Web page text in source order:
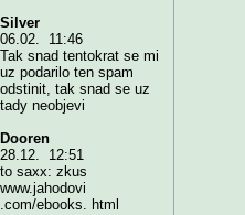
Silver
06.02. 11:46
Tak snad tentokrat se mi
uz podarilo ten spam
odstinit, tak snad se uz
tady neobjevi
Dooren
28.12. 12:51
to saxx: zkus
www.jahodovi
.com/ebooks. html